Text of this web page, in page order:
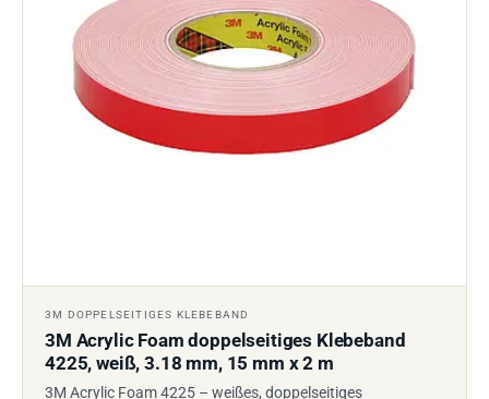
3M DOPPELSEITIGES KLEBEBAND
3M Acrylic Foam doppelseitiges Klebeband
4225, weiß, 3.18 mm, 15 mm x 2 m
3M Acrylic Foam 4225 – weißes, doppelseitiges